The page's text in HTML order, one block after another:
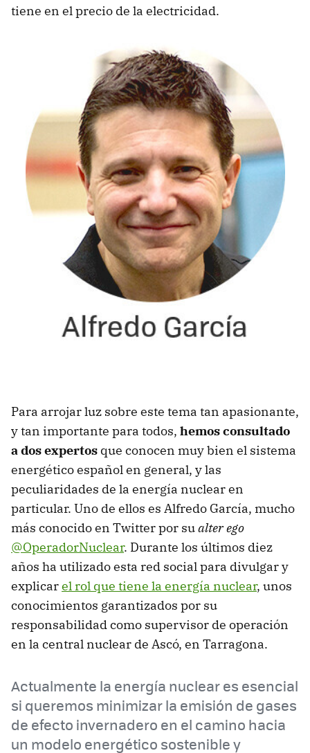
tiene en el precio de la electricidad.
Para arrojar luz sobre este tema tan apasionante,
y tan importante para todos, hemos consultado
a dos expertos que conocen muy bien el sistema
energético español en general, y las
peculiaridades de la energía nuclear en
particular. Uno de ellos es Alfredo García, mucho
más conocido en Twitter por sualter ego
@OperadorNuclear. Durante los últimos diez
años ha utilizado esta red social para divulgar y
explicarel rol que tiene la energía nuclear, unos
conocimientos garantizados por su
responsabilidad como supervisor de operación
en la central nuclear de Ascó, en Tarragona.
Actualmente la energía nuclear es esencial
si queremos minimizar la emisión de gases
de efecto invernadero en el camino hacia
un modelo energético sostenible y